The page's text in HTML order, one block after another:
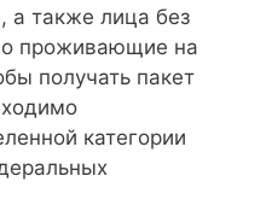
а также лица без
проживающие на
получать пакет
категории